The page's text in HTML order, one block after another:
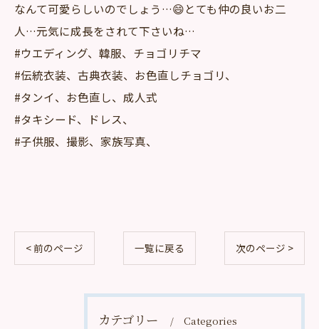
なんて可愛らしいのでしょう…😄とても仲の良いお二
人…元気に成長をされて下さいね…
#ウエディング、韓服、チョゴリチマ
#伝統衣装、古典衣装、お色直しチョゴリ、
#タンイ、お色直し、成人式
#タキシード、ドレス、
#子供服、撮影、家族写真、
< 前のページ 一覧に戻る 次のページ >
カテゴリー Categories